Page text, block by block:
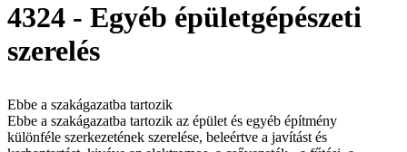
4324 - Egyéb épületgépészeti
szerelés
Ebbe a szakágazatba tartozik
Ebbe a szakágazatba tartozik az épület és egyéb építmény
különféle szerkezetének szerelése, beleértve a javítást és